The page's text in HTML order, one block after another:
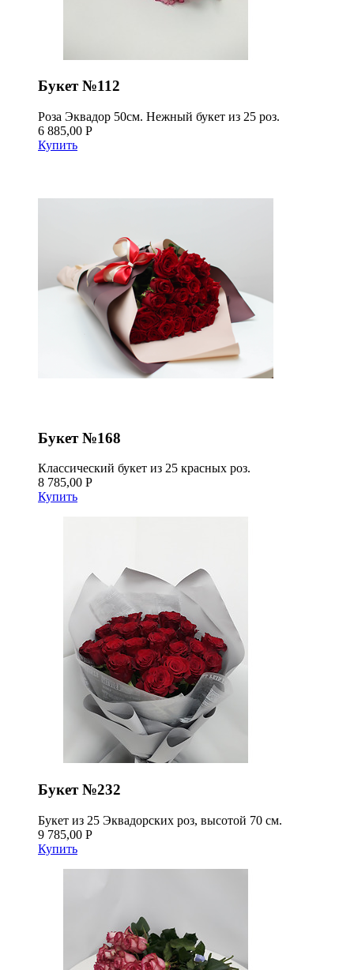
Букет №112
Роза Эквадор 50см. Нежный букет из 25 роз.
6 885,00 Р
Купить
Букет №168
Классический букет из 25 красных роз.
8 785,00 Р
Купить
Букет №232
Букет из 25 Эквадорских роз, высотой 70 см.
9 785,00 Р
Купить